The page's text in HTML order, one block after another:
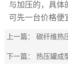
与加压的，具体
可先一台价格便
上一篇：碳纤维热
下一篇：热压罐成